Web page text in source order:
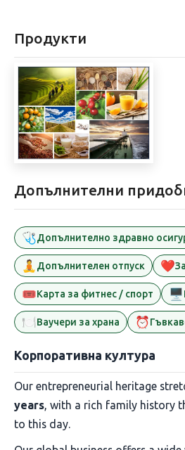
Продукти
Допълнителни
🩺Допълнително здравно
🧘Допълнителен отпуск ❤️
🎟️Карта за фитнес / спорт 🖥️
🍽️Ваучери за храна ⏰
Корпоративна култура
Our entrepreneurial heritage
years, with a rich family history
to this day.